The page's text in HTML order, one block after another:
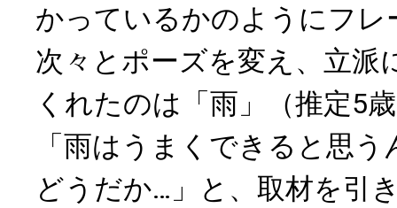
かっているかのようにフレ
次々とポーズを変え、立派
くれたのは「雨」（推定5
「雨はうまくできると思
どうだか…」と、取材を引